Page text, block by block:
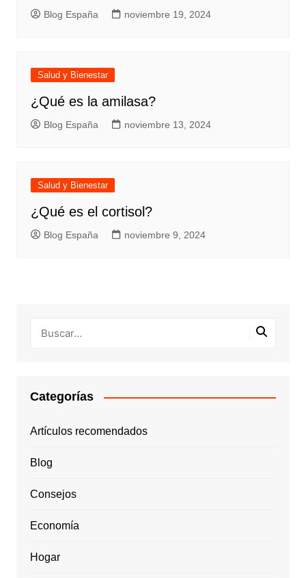
Blog España noviembre 19, 2024
Salud y Bienestar
¿Qué es la amilasa?
Blog España noviembre 13, 2024
Salud y Bienestar
¿Qué es el cortisol?
Blog España noviembre 9, 2024
Categorías
Artículos recomendados
Blog
Consejos
Economía
Hogar